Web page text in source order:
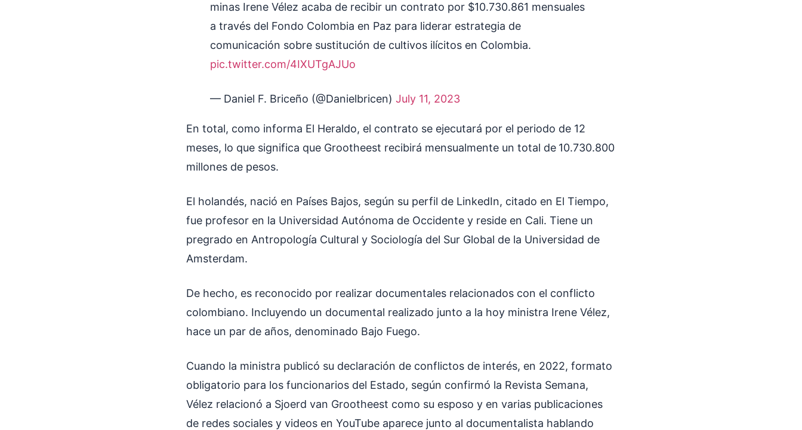
minas Irene Vélez acaba de recibir un contrato por $10.730.861 mensuales
a través del Fondo Colombia en Paz para liderar estrategia de
comunicación sobre sustitución de cultivos ilícitos en Colombia.
pic.twitter.com/4IXUTgAJUo
— Daniel F. Briceño (@Danielbricen) July 11, 2023
En total, como informa El Heraldo, el contrato se ejecutará por el periodo de 12
meses, lo que significa que Grootheest recibirá mensualmente un total de 10.730.800
millones de pesos.
El holandés, nació en Países Bajos, según su perfil de LinkedIn, citado en El Tiempo,
fue profesor en la Universidad Autónoma de Occidente y reside en Cali. Tiene un
pregrado en Antropología Cultural y Sociología del Sur Global de la Universidad de
Amsterdam.
De hecho, es reconocido por realizar documentales relacionados con el conflicto
colombiano. Incluyendo un documental realizado junto a la hoy ministra Irene Vélez,
hace un par de años, denominado Bajo Fuego.
Cuando la ministra publicó su declaración de conflictos de interés, en 2022, formato
obligatorio para los funcionarios del Estado, según confirmó la Revista Semana,
Vélez relacionó a Sjoerd van Grootheest como su esposo y en varias publicaciones
de redes sociales y videos en YouTube aparece junto al documentalista hablando